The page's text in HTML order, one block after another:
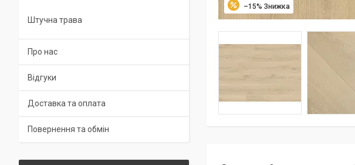
–15%
Штучна трава
Про нас
Відгуки
Доставка та оплата
Повернення та обмін